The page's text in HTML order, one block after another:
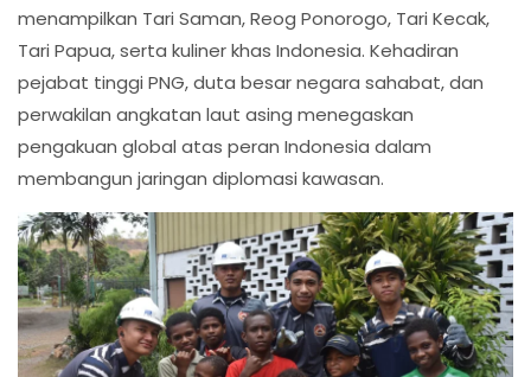
menampilkan Tari Saman, Reog Ponorogo, Tari Kecak,
Tari Papua, serta kuliner khas Indonesia. Kehadiran
pejabat tinggi PNG, duta besar negara sahabat, dan
perwakilan angkatan laut asing menegaskan
pengakuan global atas peran Indonesia dalam
membangun jaringan diplomasi kawasan.